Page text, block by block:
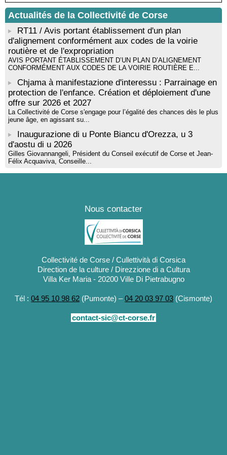
Actualités de la Collectivité de Corse
RT11 / Avis portant établissement d'un plan
d'alignement conformément aux codes de la voirie
routière et de l'expropriation
AVIS PORTANT ÉTABLISSEMENT D’UN PLAN D’ALIGNEMENT
CONFORMÉMENT AUX CODES DE LA VOIRIE ROUTIÈRE E...
Chjama à manifestazione d'interessu : Parrainage en
protection de l'enfance. Création et déploiement d'une
offre sur 2026 et 2027
La Collectivité de Corse s'engage pour l’égalité des chances dès le plus
jeune âge, en agissant su...
Inaugurazione di u Ponte Biancu d'Orezza, u 3
d'aostu di u 2026
Gilles Giovannangeli, Président du Conseil exécutif de Corse et Jean-
Félix Acquaviva, Conseille...
Nous contacter
Collectivité de Corse / Cullettività di Corsica
Direction de la culture / Direzzione di a Cultura
Villa Ker Maria - 20200 Ville Di Pietrabugno
Tél : 04 95 10 98 62 (Pumonte) –04 20 03 97 03 (Cismonte)
contact-sic@ct-corse.fr